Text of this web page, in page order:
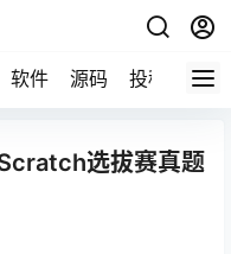
软件 源码 投稿 关于
选拔赛真题